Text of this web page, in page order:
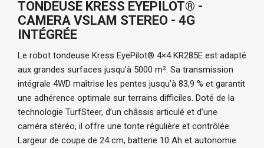
TONDEUSE KRESS EYEPILOT® -
CAMERA VSLAM STEREO - 4G
INTÉGRÉE
Le robot tondeuse Kress EyePilot® 4×4 KR285E est adapté
aux grandes surfaces jusqu’à 5000 m². Sa transmission
intégrale 4WD maîtrise les pentes jusqu’à 83,9 % et garantit
une adhérence optimale sur terrains difficiles. Doté de la
technologie TurfSteer, d’un châssis articulé et d’une
caméra stéréo, il offre une tonte régulière et contrôlée.
Largeur de coupe de 24 cm, batterie 10 Ah et autonomie